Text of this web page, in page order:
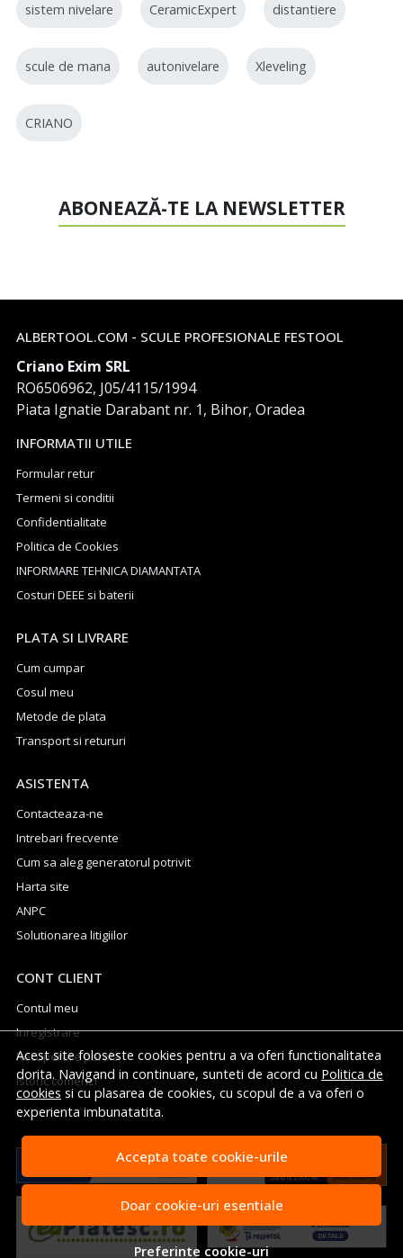
Acest site foloseste cookies pentru a va oferi functionalitatea
dorita. Navigand in continuare, sunteti de acord cu Politica de
cookies si cu plasarea de cookies, cu scopul de a va oferi o
experienta imbunatatita.
Accepta toate cookie-urile
Doar cookie-uri esentiale
Preferinte cookie-uri
sistem nivelare CeramicExpert distantiere
scule de mana autonivelare Xleveling
CRIANO
ABONEAZĂ-TE LA NEWSLETTER
ALBERTOOL.COM - SCULE PROFESIONALE FESTOOL
Criano Exim SRL
RO6506962, J05/4115/1994
Piata Ignatie Darabant nr. 1, Bihor, Oradea
INFORMATII UTILE
Formular retur
Termeni si conditii
Confidentialitate
Politica de Cookies
INFORMARE TEHNICA DIAMANTATA
Costuri DEEE si baterii
PLATA SI LIVRARE
Cum cumpar
Cosul meu
Metode de plata
Transport si retururi
ASISTENTA
Contacteaza-ne
Intrebari frecvente
Cum sa aleg generatorul potrivit
Harta site
ANPC
Solutionarea litigiilor
CONT CLIENT
Contul meu
Inregistrare
Recuperare parola
Istoric comenzi